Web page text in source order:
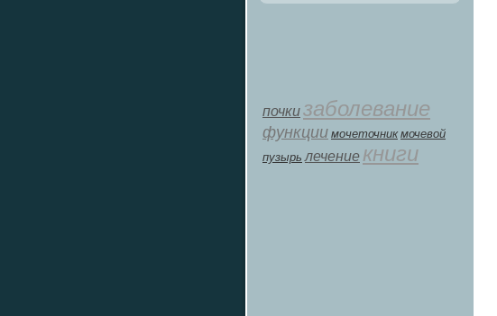
почкизаболевание
функции мοчеточник мочевой
пузырь лечение книги